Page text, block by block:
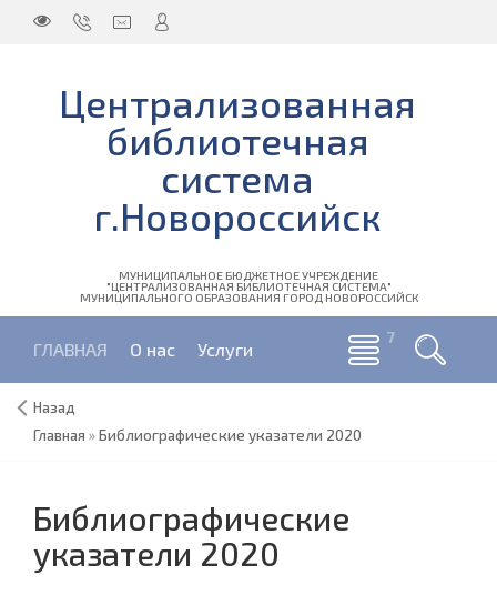
Централизованная
библиотечная
система
г.Новороссийск
МУНИЦИПАЛЬНОЕ БЮДЖЕТНОЕ УЧРЕЖДЕНИЕ
"ЦЕНТРАЛИЗОВАННАЯ БИБЛИОТЕЧНАЯ СИСТЕМА"
МУНИЦИПАЛЬНОГО ОБРАЗОВАНИЯ ГОРОД НОВОРОССИЙСК
ГЛАВНАЯ О нас Услуги
Назад
Главная »Библиографические указатели 2020
Библиографические
указатели 2020